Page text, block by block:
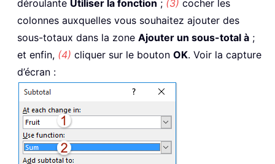
déroulante Utiliser la fonction ; (3) cocher les
colonnes auxquelles vous souhaitez ajouter des
sous-totaux dans la zone Ajouter un sous-total à ;
et enfin, (4) cliquer sur le bouton OK. Voir la capture
d’écran :